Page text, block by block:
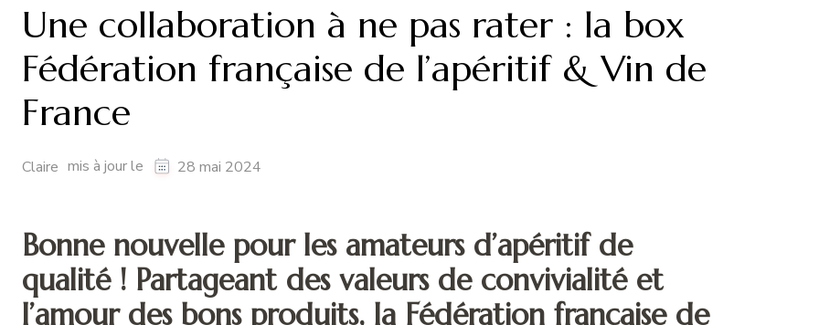
Une collaboration à ne pas rater : la box
Fédération française de l’apéritif & Vin de
France
Claire mis à jour le 28 mai 2024
Bonne nouvelle pour les amateurs d’apéritif de
qualité ! Partageant des valeurs de convivialité et
l’amour des bons produits, la Fédération française de